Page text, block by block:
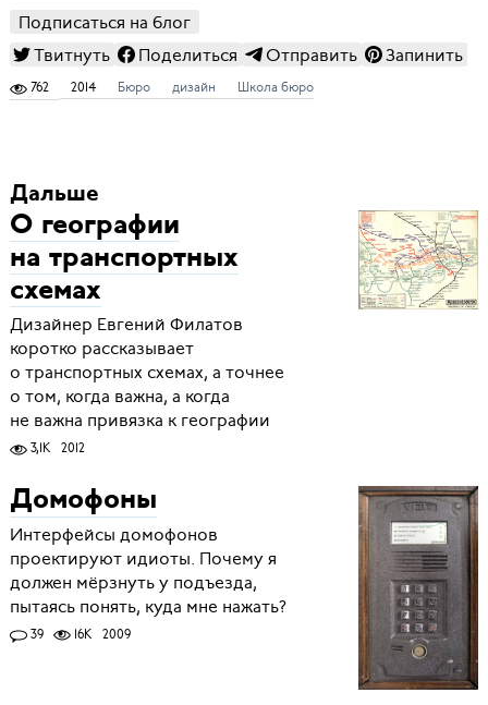
Подписаться на блог
Твитнуть
Поделиться Отправить Запинить
762 2014 Бюро дизайн Школа бюро
Дальше
О географии
на транспортных
схемах
Дизайнер Евгений Филатов
коротко рассказывает
о транспортных схемах, а точнее
о том, когда важна, а когда
не важна привязка к географии
3,1K 2012
Домофоны
Интерфейсы домофонов
проектируют идиоты. Почему я
должен мёрзнуть у подъезда,
пытаясь понять, куда мне нажать?
39 16K 2009